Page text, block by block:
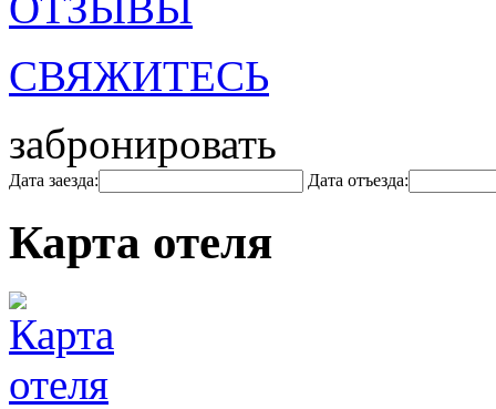
СВЯЖИТЕСЬ
забронировать
Дата заезда: Дата отъезда:
Карта отеля